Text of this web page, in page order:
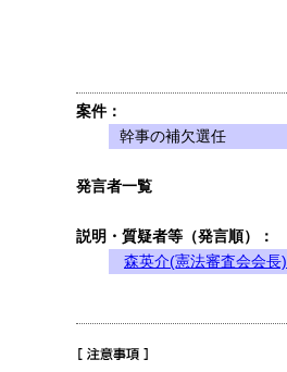
案件：
幹事の補欠選任
発言者一覧
説明・質疑者等（発言順）：
森英介(憲法審査会会長)